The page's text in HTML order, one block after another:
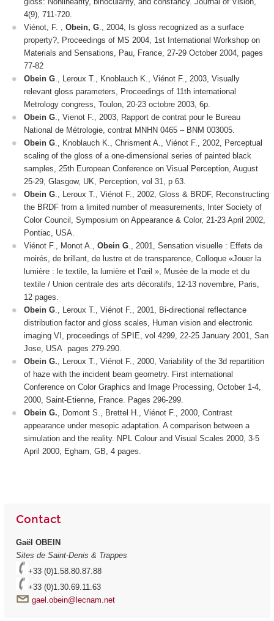
4(9), 711-720.
Viénot, F. , Obein, G ., 2004, Is gloss recognized as a surface
property?, Proceedings of MS 2004, 1st International Workshop on
Materials and Sensations , Pau, France, 27-29 October 2004, pages
77-82
Obein G ., Leroux T., Knoblauch K., Viénot F., 2003, Visually
relevant gloss parameters, Proceedings of 11th international
Metrology congress , Toulon, 20-23 octobre 2003, 6p.
Obein G ., Vienot F., 2003, Rapport de contrat pour le Bureau
National de Métrologie, contrat MNHN 0465 – BNM 003005.
Obein G ., Knoblauch K., Chrisment A., Viénot F., 2002, Perceptual
scaling of the gloss of a one-dimensional series of painted black
samples, 25th European Conference on Visual Perception , August
25-29, Glasgow, UK, Perception, vol 31, p 63.
Obein G ., Leroux T., Viénot F., 2002, Gloss & BRDF, Reconstructing
the BRDF from a limited number of measurements,
Inter Society of
Color Council, Symposium on Appearance & Color, 21-23 April 2002,
Pontiac, USA.
Viénot F., Monot A., Obein G ., 2001, Sensation visuelle : Effets de
moirés, de brillant, de lustre et de transparence, Colloque «Jouer la
lumière : le textile, la lumière et l’œil », Musée de la mode et du
textile / Union centrale des arts décoratifs, 12-13 novembre, Paris,
12 pages.
Obein G ., Leroux T., Viénot F., 2001, Bi-directional reflectance
distribution factor and gloss scales, Human vision and electronic
imaging VI, proceedings of SPIE, vol 4299, 22-25 January 2001, San
Jose, USA pages 279-290.
Obein G. , Leroux T., Viénot F., 2000, Variability of the 3d repartition
of haze with the incident beam geometry. First international
Conference on Color Graphics and Image Processing, October 1-4,
2000, Saint-Etienne, France. Pages 296-299.
Obein G. , Domont S., Brettel H., Viénot F., 2000, Contrast
appearance under mesopic adaptation. A comparison between a
simulation and the reality. NPL Colour and Visual Scales 2000 , 3-5
April 2000, Egham, GB, 4 pages.
Contact
Gaël OBEIN
Sites de Saint-Denis & Trappes
+33 (0)1.58.80.87.88
+33 (0)1.30.69.11.63
gael.obein@lecnam.net